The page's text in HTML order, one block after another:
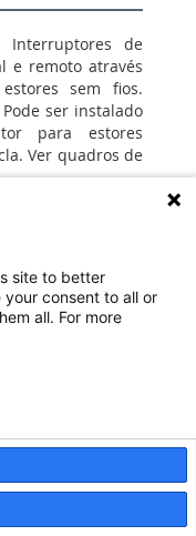
Interruptores de
e remoto através
sem fios.
ser instalado
para estores
Ver quadros de
site to better
consent to all or
all. For more